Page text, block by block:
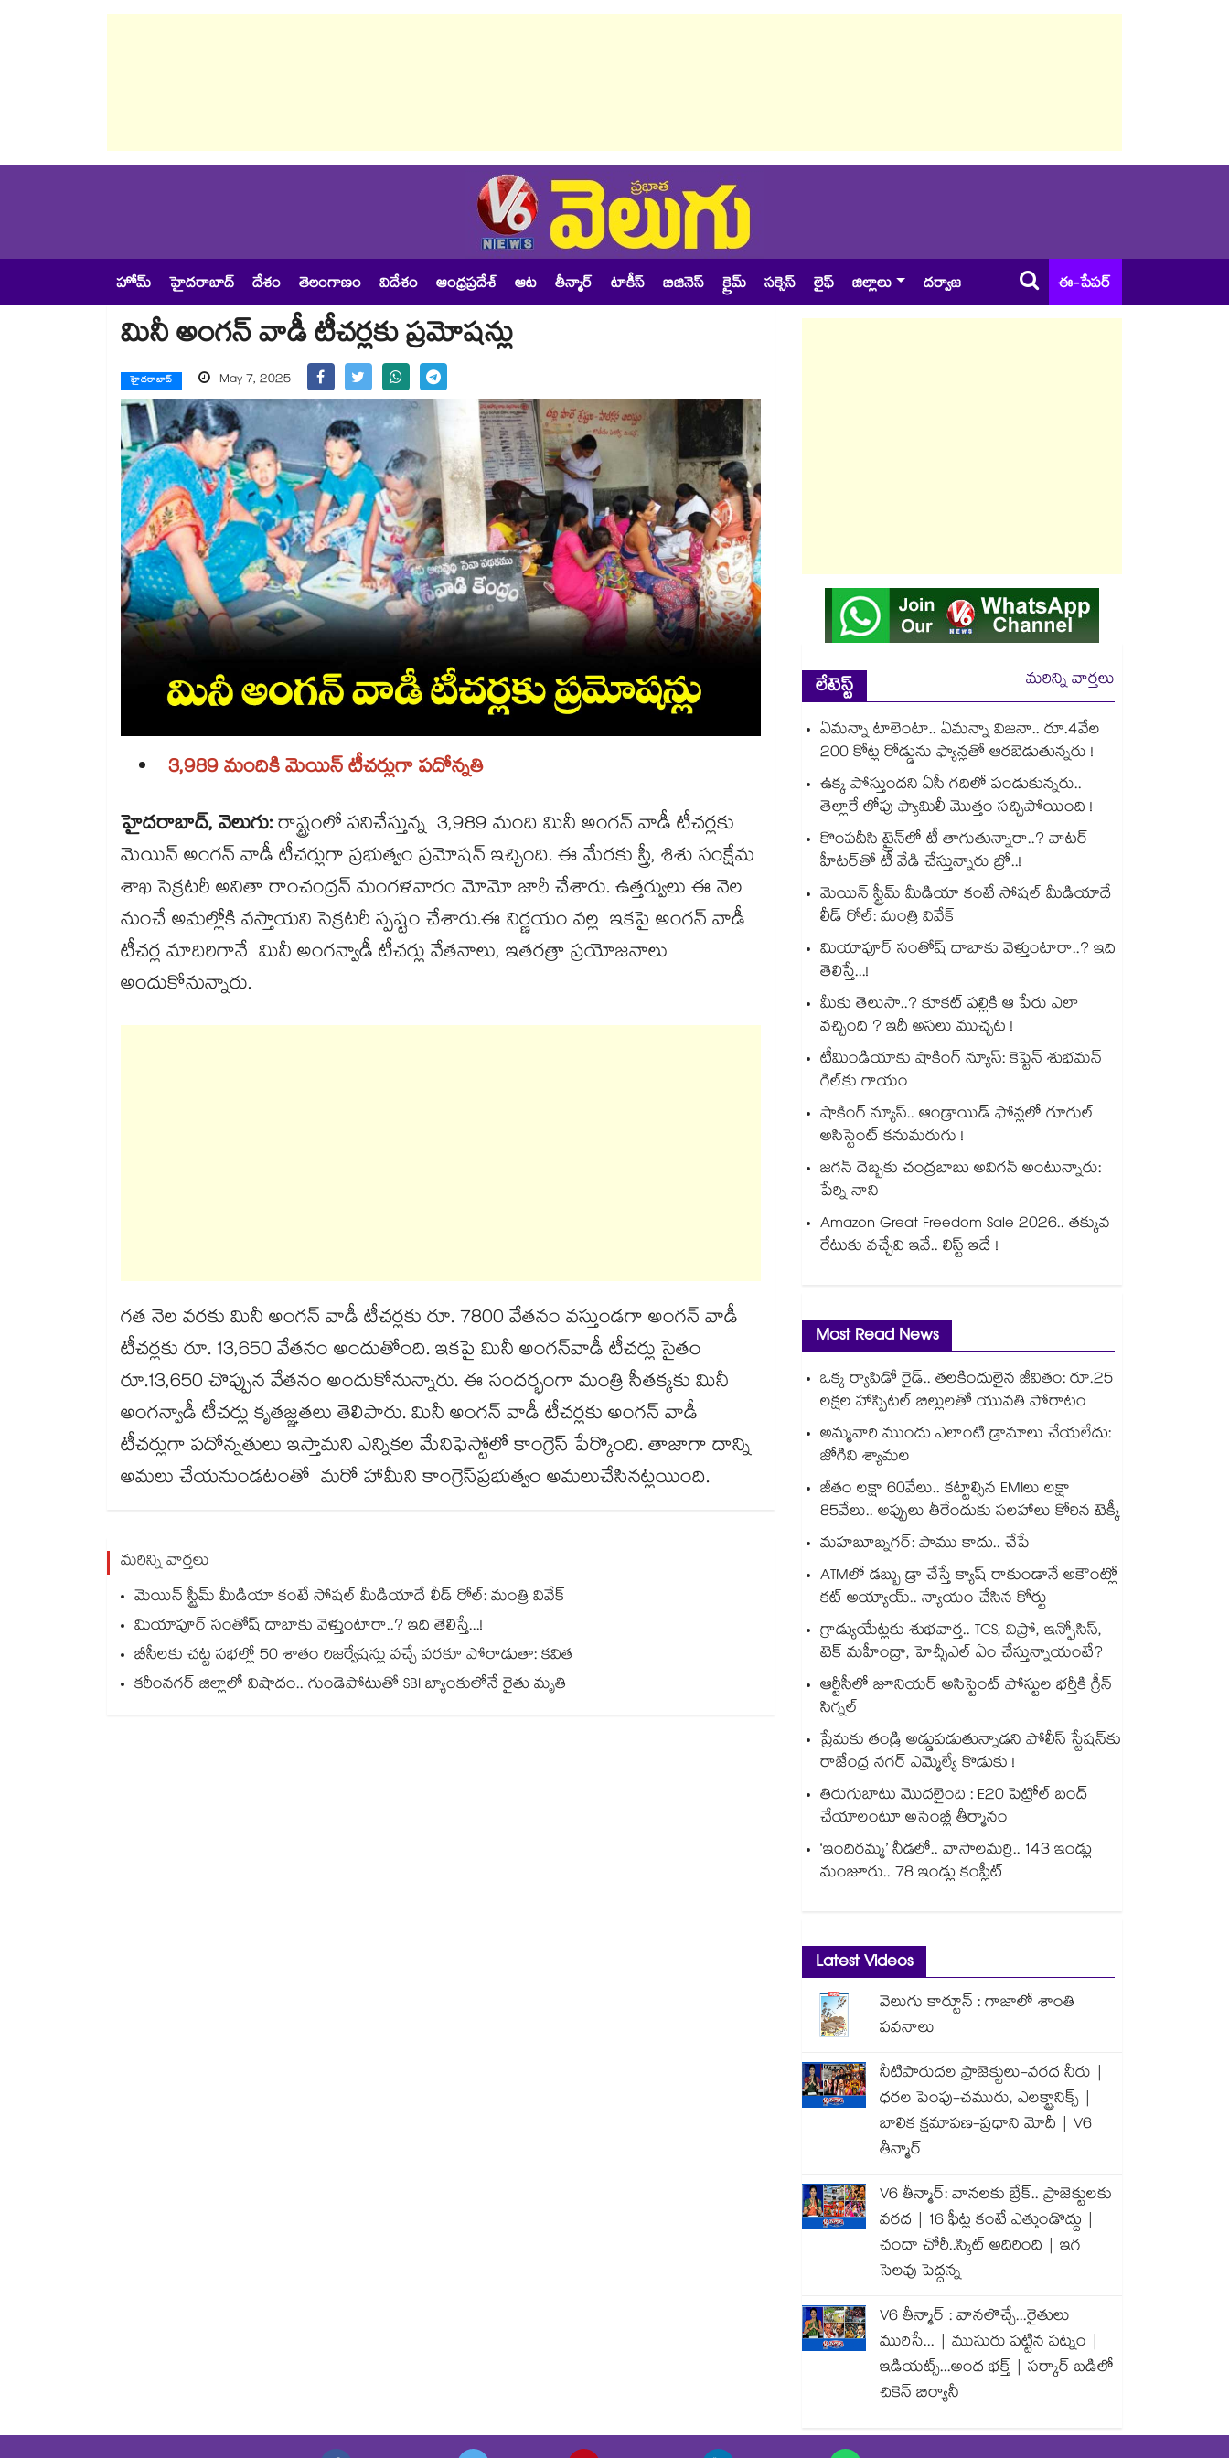
హోమ్ హైదరాబాద్ దేశం తెలంగాణం విదేశం ఆంధ్రప్రదేశ్ ఆట తీన్మార్ టాకీస్ బిజినెస్ క్రైమ్ సక్సెస్ లైఫ్ జిల్లాలు దర్వాజ ఈ-పేపర్
మినీ అంగన్ వాడీ టీచర్లకు ప్రమోషన్లు
హైదరాబాద్ May 7, 2025
3,989 మందికి మెయిన్ టీచర్లుగా పదోన్నతి
హైదరాబాద్, వెలుగు:రాష్ట్రంలో పనిచేస్తున్న 3,989 మంది మినీ అంగన్ వాడీ టీచర్లకు
మెయిన్ అంగన్ వాడీ టీచర్లుగా ప్రభుత్వం ప్రమోషన్ ఇచ్చింది. ఈ మేరకు స్త్రీ, శిశు సంక్షేమ
శాఖ సెక్రటరీ అనితా రాంచంద్రన్ మంగళవారం మోమో జారీ చేశారు. ఉత్తర్వులు ఈ నెల
నుంచే అమల్లోకి వస్తాయని సెక్రటరీ స్పష్టం చేశారు.ఈ నిర్ణయం వల్ల ఇకపై అంగన్ వాడీ
టీచర్ల మాదిరిగానే మినీ అంగన్వాడీ టీచర్లు వేతనాలు, ఇతరత్రా ప్రయోజనాలు
అందుకోనున్నారు.
గత నెల వరకు మినీ అంగన్ వాడీ టీచర్లకు రూ. 7800 వేతనం వస్తుండగా అంగన్ వాడీ
టీచర్లకు రూ. 13,650 వేతనం అందుతోంది. ఇకపై మినీ అంగన్​వాడీ టీచర్లు సైతం
రూ.13,650 చొప్పున వేతనం అందుకోనున్నారు. ఈ సందర్భంగా మంత్రి సీతక్కకు మినీ
అంగన్వాడీ టీచర్లు కృతజ్ఞతలు తెలిపారు. మినీ అంగన్ వాడీ టీచర్లకు అంగన్ వాడీ
టీచర్లుగా పదోన్నతులు ఇస్తామని ఎన్నికల మేనిఫెస్టోలో కాంగ్రెస్ పేర్కొంది. తాజాగా దాన్ని
అమలు చేయనుండటంతో మరో హామీని కాంగ్రెస్​ప్రభుత్వం అమలుచేసినట్లయింది.
మరిన్ని వార్తలు
మెయిన్ స్ట్రీమ్ మీడియా కంటే సోషల్ మీడియాదే లీడ్ రోల్: మంత్రి వివేక్
మియాపూర్ సంతోష్ దాబాకు వెళ్తుంటారా..? ఇది తెలిస్తే...!
బీసీలకు చట్ట సభల్లో 50 శాతం రిజర్వేషన్లు వచ్చే వరకూ పోరాడుతా: కవిత
కరీంనగర్ జిల్లాలో విషాదం.. గుండెపోటుతో SBI బ్యాంకులోనే రైతు మృతి
లేటెస్ట్
మరిన్ని వార్తలు
ఏమన్నా టాలెంటా.. ఏమన్నా విజనా.. రూ.4వేల
200 కోట్ల రోడ్డును ఫ్యాన్లతో ఆరబెడుతున్నరు !
ఉక్క పోస్తుందని ఏసీ గదిలో పండుకున్నరు..
తెల్లారే లోపు ఫ్యామిలీ మొత్తం సచ్చిపోయింది !
కొంపదీసి ట్రైన్⁬లో టీ తాగుతున్నారా..? వాటర్
హీటర్⁭⁭తో టీ వేడి చేస్తున్నారు బ్రో..!
మెయిన్ స్ట్రీమ్ మీడియా కంటే సోషల్ మీడియాదే
లీడ్ రోల్: మంత్రి వివేక్
మియాపూర్ సంతోష్ దాబాకు వెళ్తుంటారా..? ఇది
తెలిస్తే...!
మీకు తెలుసా..? కూకట్ పల్లికి ఆ పేరు ఎలా
వచ్చింది ? ఇదీ అసలు ముచ్చట !
టీమిండియాకు షాకింగ్ న్యూస్: కెప్టెన్ శుభమన్
గిల్‎కు గాయం
షాకింగ్ న్యూస్.. ఆండ్రాయిడ్ ఫోన్లలో గూగుల్
అసిస్టెంట్ కనుమరుగు !
జగన్ దెబ్బకు చంద్రబాబు అవిగన్ అంటున్నారు:
పేర్ని నాని
Amazon Great Freedom Sale 2026.. తక్కువ
రేటుకు వచ్చేవి ఇవే.. లిస్ట్ ఇదే !
Most Read News
ఒక్క ర్యాపిడో రైడ్.. తలకిందులైన జీవితం: రూ.25
లక్షల హాస్పిటల్ బిల్లులతో యువతి పోరాటం
అమ్మవారి ముందు ఎలాంటి డ్రామాలు చేయలేదు:
జోగిని శ్యామల
జీతం లక్షా 60వేలు.. కట్టాల్సిన EMIలు లక్షా
85వేలు.. అప్పులు తీరేందుకు సలహాలు కోరిన టెక్కీ
మహబూబ్నగర్: పాము కాదు.. చేపే
ATMలో డబ్బు డ్రా చేస్తే క్యాష్ రాకుండానే అకౌంట్లో
కట్ అయ్యాయ్.. న్యాయం చేసిన కోర్టు
గ్రాడ్యుయేట్లకు శుభవార్త.. TCS, విప్రో, ఇన్ఫోసిస్,
టెక్ మహీంద్రా, హెచ్సీఎల్ ఏం చేస్తున్నాయంటే?
ఆర్టీసీలో జూనియర్ అసిస్టెంట్‌‌ పోస్టుల భర్తీకి గ్రీన్‌‌
సిగ్నల్
ప్రేమకు తండ్రి అడ్డుపడుతున్నాడని పోలీస్ స్టేషన్⁪కు
రాజేంద్ర నగర్ ఎమ్మెల్యే కొడుకు !
తిరుగుబాటు మొదలైంది : E20 పెట్రోల్ బంద్
చేయాలంటూ అసెంబ్లీ తీర్మానం
‘ఇందిరమ్మ’ నీడలో.. వాసాలమర్రి.. 143 ఇండ్లు
మంజూరు.. 78 ఇండ్లు కంప్లీట్
Latest Videos
వెలుగు కార్టూన్ : గాజాలో శాంతి
పవనాలు
నీటిపారుదల ప్రాజెక్టులు-వరద నీరు |
ధరల పెంపు-చమురు, ఎలక్ట్రానిక్స్ |
బాలిక క్షమాపణ-ప్రధాని మోదీ | V6
తీన్మార్
V6 తీన్మార్: వానలకు బ్రేక్.. ప్రాజెక్టులకు
వరద | 16 ఫీట్ల కంటే ఎత్తుండొద్దు |
చందా చోరీ..స్కిట్ అదిరింది | ఇగ
సెలవు పెద్దన్న
V6 తీన్మార్ : వానలొచ్చే...రైతులు
మురిసే... | ముసురు పట్టిన పట్నం |
ఇడియట్స్...అంధ భక్త్ | సర్కార్ బడిలో
చికెన్ బిర్యానీ